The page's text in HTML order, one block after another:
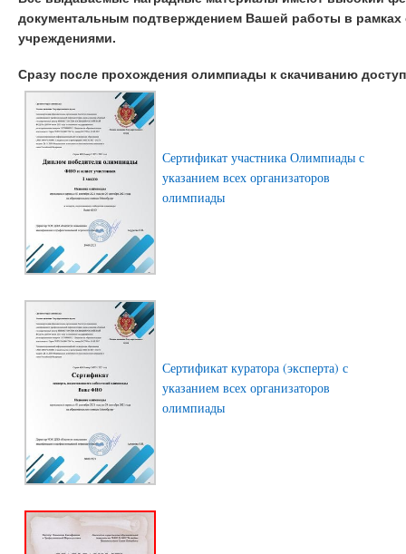
документальным подтверждением Вашей работы в рамках
учреждениями.
Сразу после прохождения олимпиады к скачиванию
Сертификат участника Олимпиады с
указанием всех организаторов
олимпиады
Сертификат куратора (эксперта) с
указанием всех организаторов
олимпиады